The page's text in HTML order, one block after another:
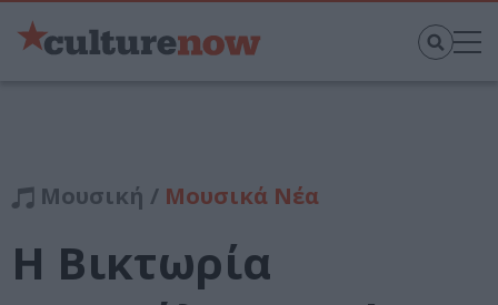
Μουσική / Μουσικά Νέα
Η Βικτωρία